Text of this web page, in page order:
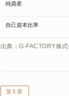
純資産
自己資本比率
出典：G-FACTORY株
第5章